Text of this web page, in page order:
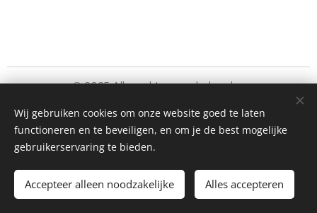
Toevoegen aan de winkelwagen
© 2025 Alle rechten voorbehouden
Schoonmaakbedrijf Frando Bv
Cookies
Wij gebruiken cookies om onze website goed te laten
functioneren en te beveiligen, en om je de best mogelijke
gebruikerservaring te bieden.
Accepteer alleen noodzakelijke Alles accepteren